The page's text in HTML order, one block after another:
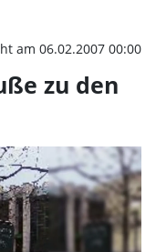
am 06.02.2007 00:00
zu den